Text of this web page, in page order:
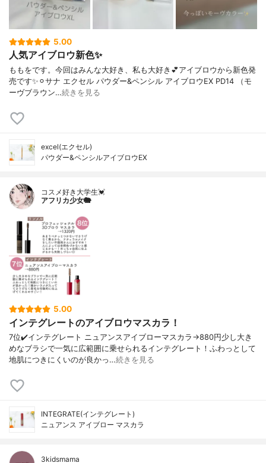
5.00
人気アイブロウ新色✨
ももをです。今回はみんな大好き、私も大好き💕アイブロウから新色発
売です✨⚪︎サナ エクセル パウダー&ペンシル アイブロウEX PD14 （モ
ーヴブラウン…続きを見る
excel(エクセル)
パウダー&ペンシルアイブロウEX
コスメ好き大学生💓
アフリカ少女🐘
5.00
インテグレートのアイブロウマスカラ！
7位✔️インテグレート ニュアンスアイブローマスカラ→880円少し大き
めなブラシで一気に広範囲に乗せられるインテグレート！ふわっとして
地肌につきにくいのが良かっ…続きを見る
INTEGRATE(インテグレート)
ニュアンス アイブロー マスカラ
3kidsmama